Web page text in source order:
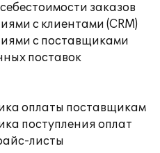
заказов
с клиентами (CRM)
с поставщиками
поставок
оплаты поставщикам
поступления оплат
листы